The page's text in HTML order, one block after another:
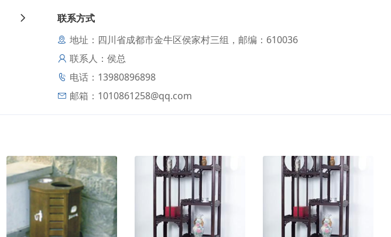
联系方式
地址：四川省成都市金牛区侯家村三组，邮编：610036
联系人：侯总
电话：13980896898
邮箱： 1010861258@qq.com